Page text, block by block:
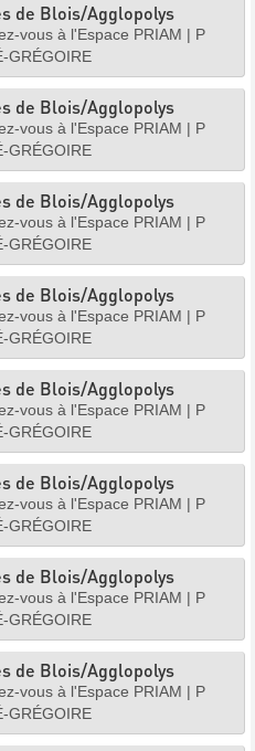
de Blois/Agglopolys
vous à l'Espace PRIAM | P
GRÉGOIRE
de Blois/Agglopolys
vous à l'Espace PRIAM | P
GRÉGOIRE
de Blois/Agglopolys
vous à l'Espace PRIAM | P
GRÉGOIRE
de Blois/Agglopolys
vous à l'Espace PRIAM | P
GRÉGOIRE
de Blois/Agglopolys
vous à l'Espace PRIAM | P
GRÉGOIRE
de Blois/Agglopolys
vous à l'Espace PRIAM | P
GRÉGOIRE
de Blois/Agglopolys
vous à l'Espace PRIAM | P
GRÉGOIRE
de Blois/Agglopolys
vous à l'Espace PRIAM | P
GRÉGOIRE